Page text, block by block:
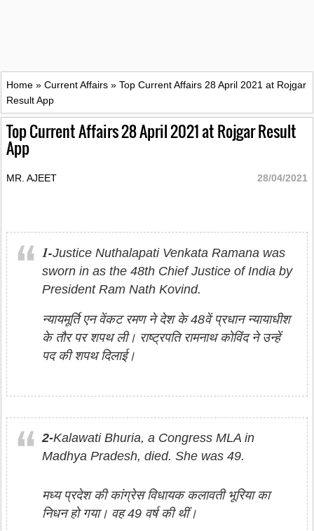
Home » Current Affairs » Top Current Affairs 28 April 2021 at Rojgar
Result App
Top Current Affairs 28 April 2021 at Rojgar Result
App
MR. AJEET 28/04/2021
1-Justice Nuthalapati Venkata Ramana was
sworn in as the 48th Chief Justice of India by
President Ram Nath Kovind.
न्यायमूर्ति एन वेंकट रमण ने देश के 48वें प्रधान न्यायाधीश
के तौर पर शपथ ली। राष्ट्रपति रामनाथ कोविंद ने उन्हें
पद की शपथ दिलाई।
2-Kalawati Bhuria, a Congress MLA in
Madhya Pradesh, died. She was 49.
मध्य प्रदेश की कांग्रेस विधायक कलावती भूरिया का
निधन हो गया। वह 49 वर्ष की थीं।